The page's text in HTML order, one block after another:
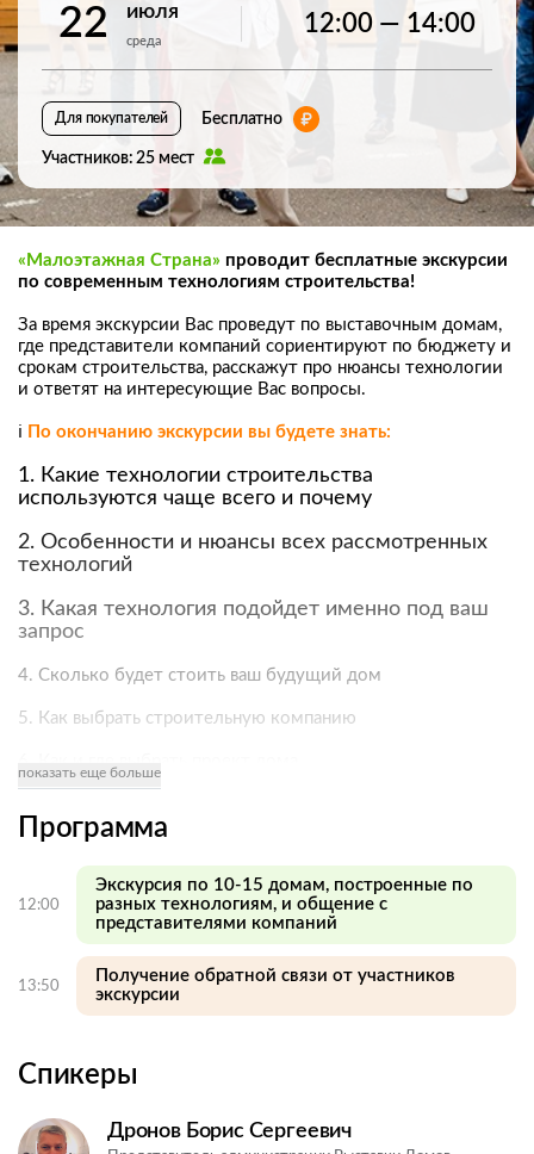
22 июля
среда
12:00 — 14:00
Для покупателей Бесплатно
Участников: 25 мест
«Малоэтажная Страна» проводит бесплатные экскурсии
по современным технологиям строительства!
За время экскурсии Вас проведут по выставочным домам,
где представители компаний сориентируют по бюджету и
срокам строительства, расскажут про нюансы технологии
и ответят на интересующие Вас вопросы.
ℹ️ По окончанию экскурсии вы будете знать:
1. Какие технологии строительства
используются чаще всего и почему
2. Особенности и нюансы всех рассмотренных
технологий
3. Какая технология подойдет именно под ваш
запрос
4. Сколько будет стоить ваш будущий дом
5. Как выбрать строительную компанию
8. И многое, многое другое!
🎁 А также, все участники получат персональные скидки
от партнеров выставки, которые помогут вам сэкономить
на будущем строительстве!
показать еще больше
Программа
12:00
Экскурсия по 10-15 домам, построенные по
разных технологиям, и общение с
представителями компаний
13:50
Получение обратной связи от участников
экскурсии
Спикеры
Дронов Борис Сергеевич